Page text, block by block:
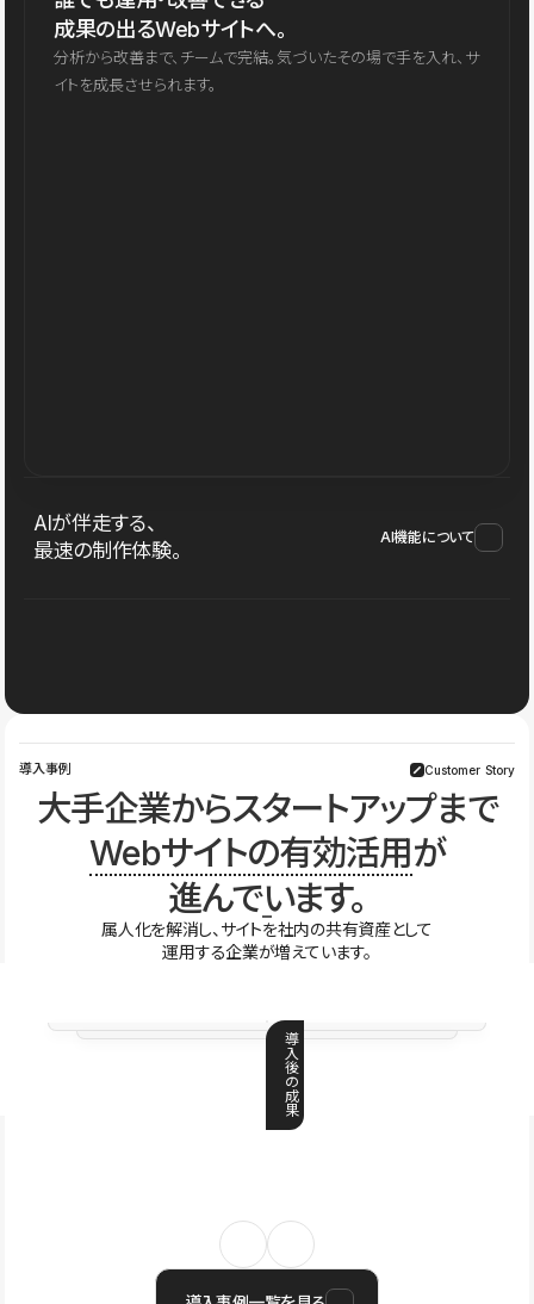
成果の出るWebサイトへ。
分析から改善まで、チームで完結。気づいたその場で手を入れ、サ
イトを成長させられます。
AIが伴走する、
最速の制作体験。
AI機能について
導入事例 Customer Story
大手企業からスタートアップまで
Webサイトの有効活用が
進んでいます。
属人化を解消し、サイトを社内の共有資産として
運用する企業が増えています。
導
入
後
の
成
果